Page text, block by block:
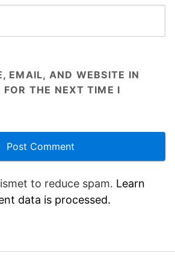
EMAIL, AND WEBSITE IN
FOR THE NEXT TIME I
to reduce spam. Learn
data is processed.